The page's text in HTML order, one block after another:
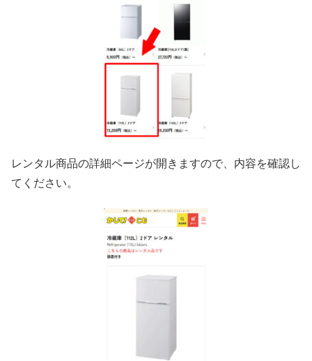
レンタル商品の詳細ページが開きますので、内容を確認し
てください。